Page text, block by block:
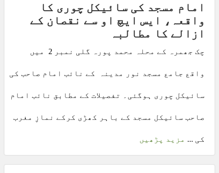
امام مسجد کی سائیکل چوری کا
واقعہ، ایس ایچ او سے نقصان کے
ازالے کا مطالبہ
چک جھمرہ کے محلہ محمد پورہ گلی نمبر 2 میں
واقع جامع مسجد نور مدینہ کے نائب امام صاحب کی
سائیکل چوری ہوگئی۔ تفصیلات کے مطابق نائب امام
صاحب سائیکل مسجد کے باہر کھڑی کرکے نمازِ مغرب
کی ... مزید پڑھیں